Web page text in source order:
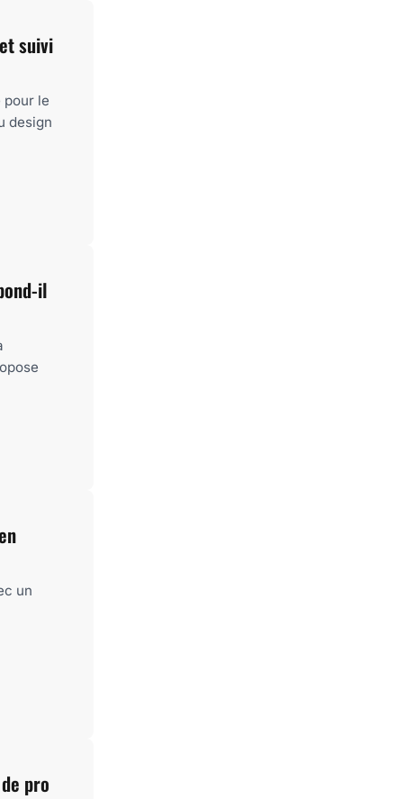
suivi
pour le
design
il
un
pro